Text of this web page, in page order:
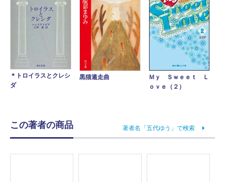
＊トロイラスとクレシ
ダ
黒猫遁走曲
Ｍｙ Ｓｗｅｅｔ Ｌ
ｏｖｅ（２）
この著者の商品 著者名「五代ゆう」で検索